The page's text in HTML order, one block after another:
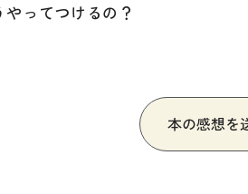
やってつけるの？
本の感想を